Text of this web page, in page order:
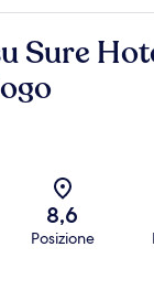
Sure
8,6
Posizione